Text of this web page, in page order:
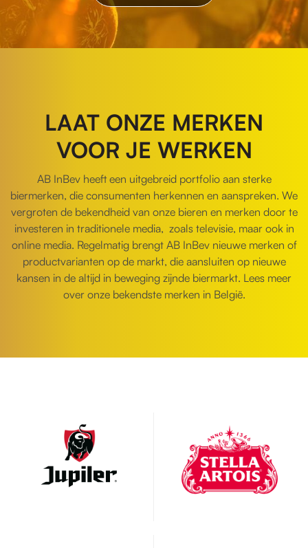
LAAT ONZE MERKEN
VOOR JE WERKEN
AB InBev heeft een uitgebreid portfolio aan sterke
biermerken, die consumenten herkennen en aanspreken. We
vergroten de bekendheid van onze bieren en merken door te
investeren in traditionele media, zoals televisie, maar ook in
online media. Regelmatig brengt AB InBev nieuwe merken of
productvarianten op de markt, die aansluiten op nieuwe
kansen in de altijd in beweging zijnde biermarkt. Lees meer
over onze bekendste merken in België.